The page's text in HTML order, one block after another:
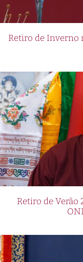
Retiro de Inverno
Retiro de Verão